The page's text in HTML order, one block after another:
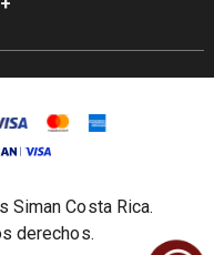
Siman Costa Rica.
derechos.